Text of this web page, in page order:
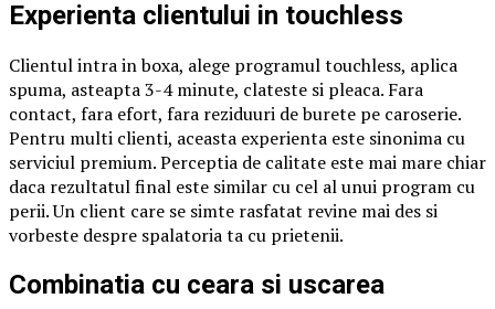
Experienta clientului in touchless
Clientul intra in boxa, alege programul touchless, aplica
spuma, asteapta 3-4 minute, clateste si pleaca. Fara
contact, fara efort, fara reziduuri de burete pe caroserie.
Pentru multi clienti, aceasta experienta este sinonima cu
serviciul premium. Perceptia de calitate este mai mare chiar
daca rezultatul final este similar cu cel al unui program cu
perii. Un client care se simte rasfatat revine mai des si
vorbeste despre spalatoria ta cu prietenii.
Combinatia cu ceara si uscarea